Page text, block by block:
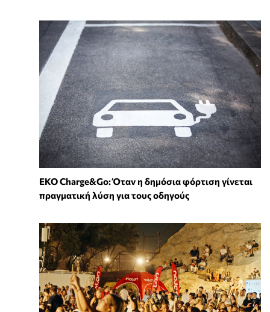
EKO Charge&Go: Όταν η δημόσια φόρτιση γίνεται
πραγματική λύση για τους οδηγούς